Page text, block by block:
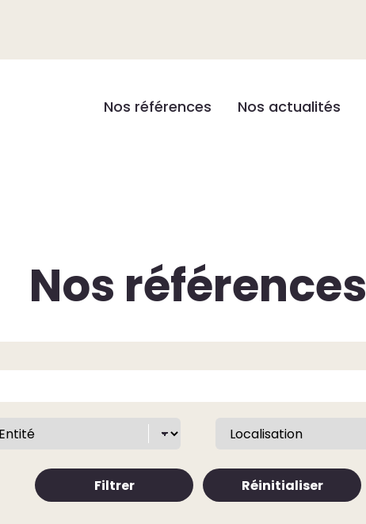
Nos références Nos actualités
Nos références
Filtrer Réinitialiser